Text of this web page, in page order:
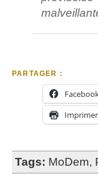
PARTAGER :
Imprimer
Tags: MoDem,